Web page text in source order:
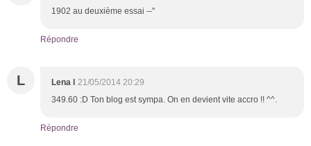
1902 au deuxième essai --"
Répondre
L Lena l 21/05/2014 20:29
349.60 :D Ton blog est sympa. On en devient vite accro !! ^^.
Répondre